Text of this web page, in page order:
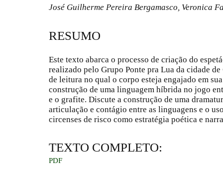
José Guilherme Pereira Bergamasco, Veronica
RESUMO
Este texto abarca o processo de criação do
realizado pelo Grupo Ponte pra Lua da cidade
de leitura no qual o corpo esteja engajado em
construção de uma linguagem híbrida no jogo
e o grafite. Discute a construção de uma
articulação e contágio entre as linguagens e o
circenses de risco como estratégia poética e
TEXTO COMPLETO:
PDF